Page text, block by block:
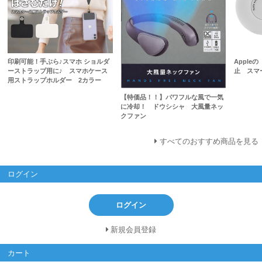
印刷可能！手ぶら♪スマホ ショルダ
ーストラップ用に♪ スマホケース
用ストラップホルダー 2カラー
【特価品！！】パワフルな風で一気
に冷却！ ドウシシャ 大風量ネッ
クファン
Appleの
止 スマ
すべてのおすすめ商品を見る
ログイン
ログイン
新規会員登録
カート